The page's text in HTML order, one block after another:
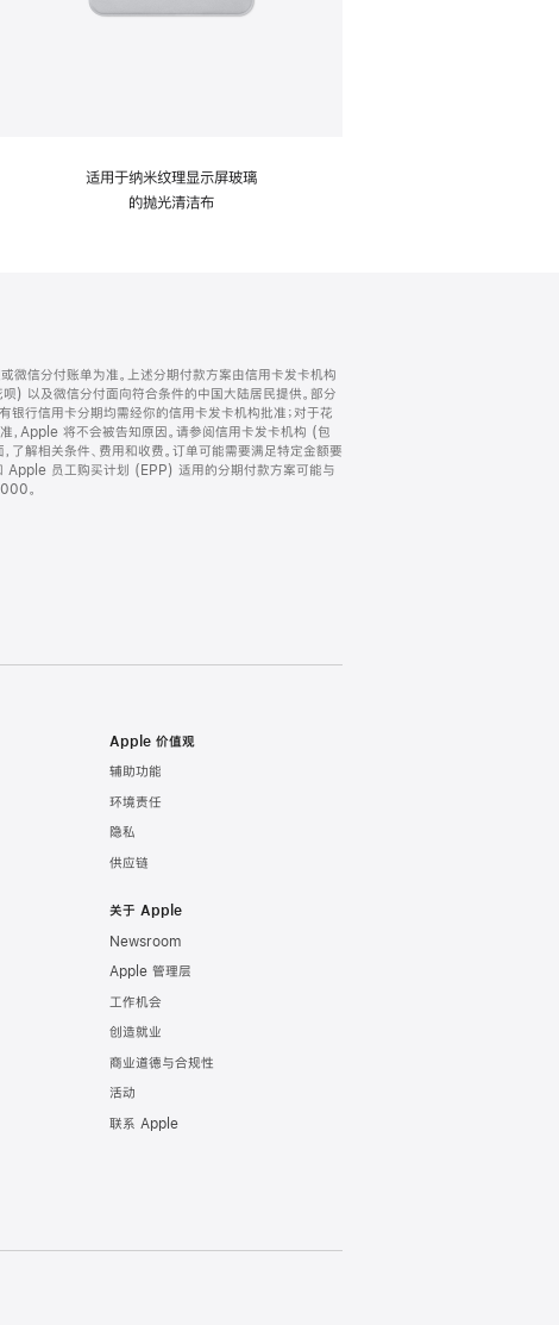
适用于纳米纹理显示屏玻璃
的抛光清洁布
微信分付账单为准。上述分期付款方案由信用卡发卡机构
) 以及微信分付面向符合条件的中国大陆居民提供。部分
行信用卡分期均需经你的信用卡发卡机构批准；对于花
，Apple 将不会被告知原因。请参阅信用卡发卡机构 (包
了解相关条件、费用和收费。订单可能需要满足特定金额要
Apple 员工购买计划 (EPP) 适用的分期付款方案可能与
。
Apple 价值观
辅助功能
环境责任
隐私
供应链
关于 Apple
Newsroom
Apple 管理层
工作机会
创造就业
商业道德与合规性
活动
联系 Apple